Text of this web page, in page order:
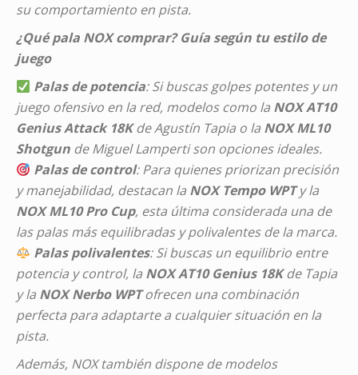
su comportamiento en pista.
¿Qué pala NOX comprar? Guía según tu estilo de
juego
Palas de potencia: Si buscas golpes potentes y un
juego ofensivo en la red, modelos como la NOX AT10
Genius Attack 18Kde Agustín Tapia o la NOX ML10
Shotgun de Miguel Lamperti son opciones ideales.
Palas de control: Para quienes priorizan precisión
y manejabilidad, destacan la NOX Tempo WPTy la
NOX ML10 Pro Cup, esta última considerada una de
las palas más equilibradas y polivalentes de la marca.
Palas polivalentes: Si buscas un equilibrio entre
potencia y control, la NOX AT10 Genius 18Kde Tapia
y la NOX Nerbo WPTofrecen una combinación
perfecta para adaptarte a cualquier situación en la
pista.
Además, NOX también dispone de modelos